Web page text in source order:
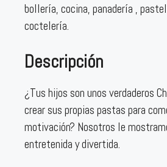
bollería, cocina, panadería ,
coctelería.
Descripción
¿Tus hijos son unos verdaderos
crear sus propias pastas para
motivación? Nosotros le
entretenida y divertida.